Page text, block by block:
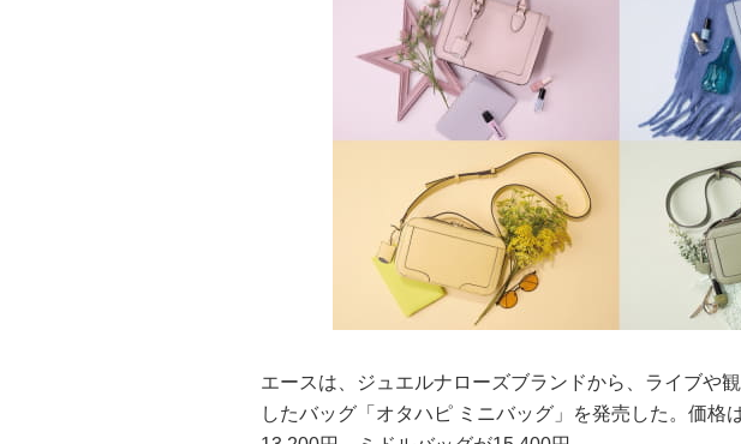
エースは、ジュエルナローズブランドから、ライブや
したバッグ「オタハピ ミニバッグ」を発売した。価格